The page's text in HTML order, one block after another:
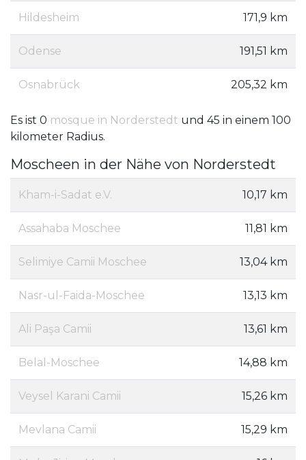
Hildesheim 171,9 km
Odense 191,51 km
Osnabrück 205,32 km
Es ist 0 mosque in Norderstedt und 45 in einem 100
kilometer Radius.
Moscheen in der Nähe von Norderstedt
Kham-i-Sadat e.V. 10,17 km
Assahaba Moschee 11,81 km
Selimiye Camii Moschee 13,04 km
Nasr-ul-Faida-Moschee 13,13 km
Ali Paşa Camii 13,61 km
Belal-Moschee 14,88 km
Veysel Karani Camii 15,26 km
Mevlana Camii 15,29 km